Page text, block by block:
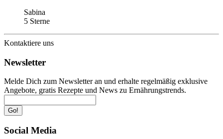
Sabina
5 Sterne
Kontaktiere uns
Newsletter
Melde Dich zum Newsletter an und erhalte regelmäßig exklusive
Angebote, gratis Rezepte und News zu Ernährungstrends.
Go!
Social Media